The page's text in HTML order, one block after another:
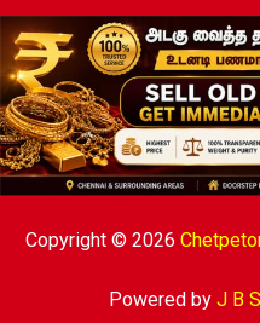
Copyright © 2026
Powered by J B